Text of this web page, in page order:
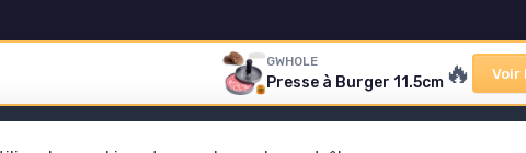
GWHOLE
Presse à Burger 11.5cm🔥 Voir